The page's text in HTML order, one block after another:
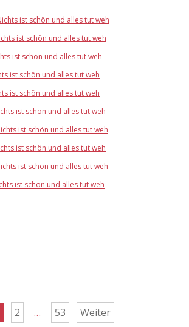
ist schön und alles tut weh
ist schön und alles tut weh
ist schön und alles tut weh
ist schön und alles tut weh
ist schön und alles tut weh
ist schön und alles tut weh
ist schön und alles tut weh
ist schön und alles tut weh
ist schön und alles tut weh
ist schön und alles tut weh
2 … 53 Weiter